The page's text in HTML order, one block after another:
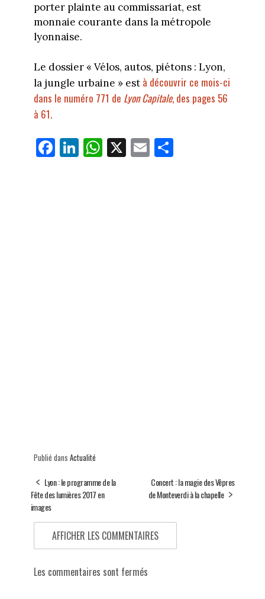
porter plainte au commissariat, est
monnaie courante dans la métropole
lyonnaise.
Le dossier « Vélos, autos, piétons : Lyon,
la jungle urbaine » est à découvrir ce mois-ci
dans le numéro 771 de Lyon Capitale, des pages 56
à 61.
Fa
ce
Li
nk
W
ha
X E
m
Pa
Publié dans Actualité
Lyon : le programme de la
Fête des lumières 2017 en
images
Concert : la magie des Vêpres
de Monteverdi à la chapelle
AFFICHER LES COMMENTAIRES
Les commentaires sont fermés